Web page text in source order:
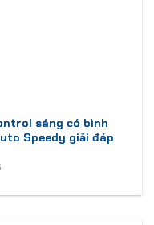
sáng có bình
Speedy giải đáp